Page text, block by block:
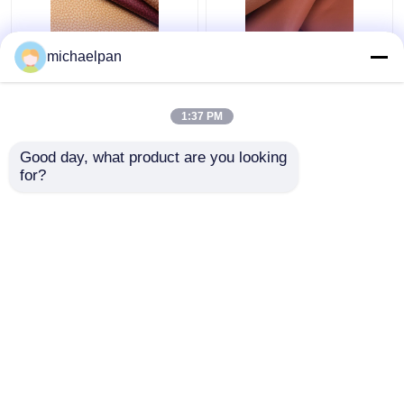
लिची चमड़े का कपड़ा 1.2
मिमी सांस लेने योग्य चमड़े का
michaelpan
1:37 PM
Good day, what product are you looking
for?